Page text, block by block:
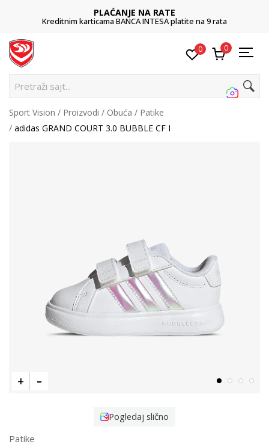
PLAĆANJE NA RATE
Kreditnim karticama BANCA INTESA platite na 9 rata
0 0
Pretraži sajt...
Sport Vision Proizvodi Obuća
Patike
adidas GRAND COURT 3.0 BUBBLE CF I
Pogledaj slično
Patike